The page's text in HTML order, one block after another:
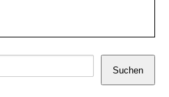
Suchen